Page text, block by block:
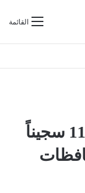
القائمةبحث عن
مليشيا الحوثي تُفرج عن 117 سجيناً